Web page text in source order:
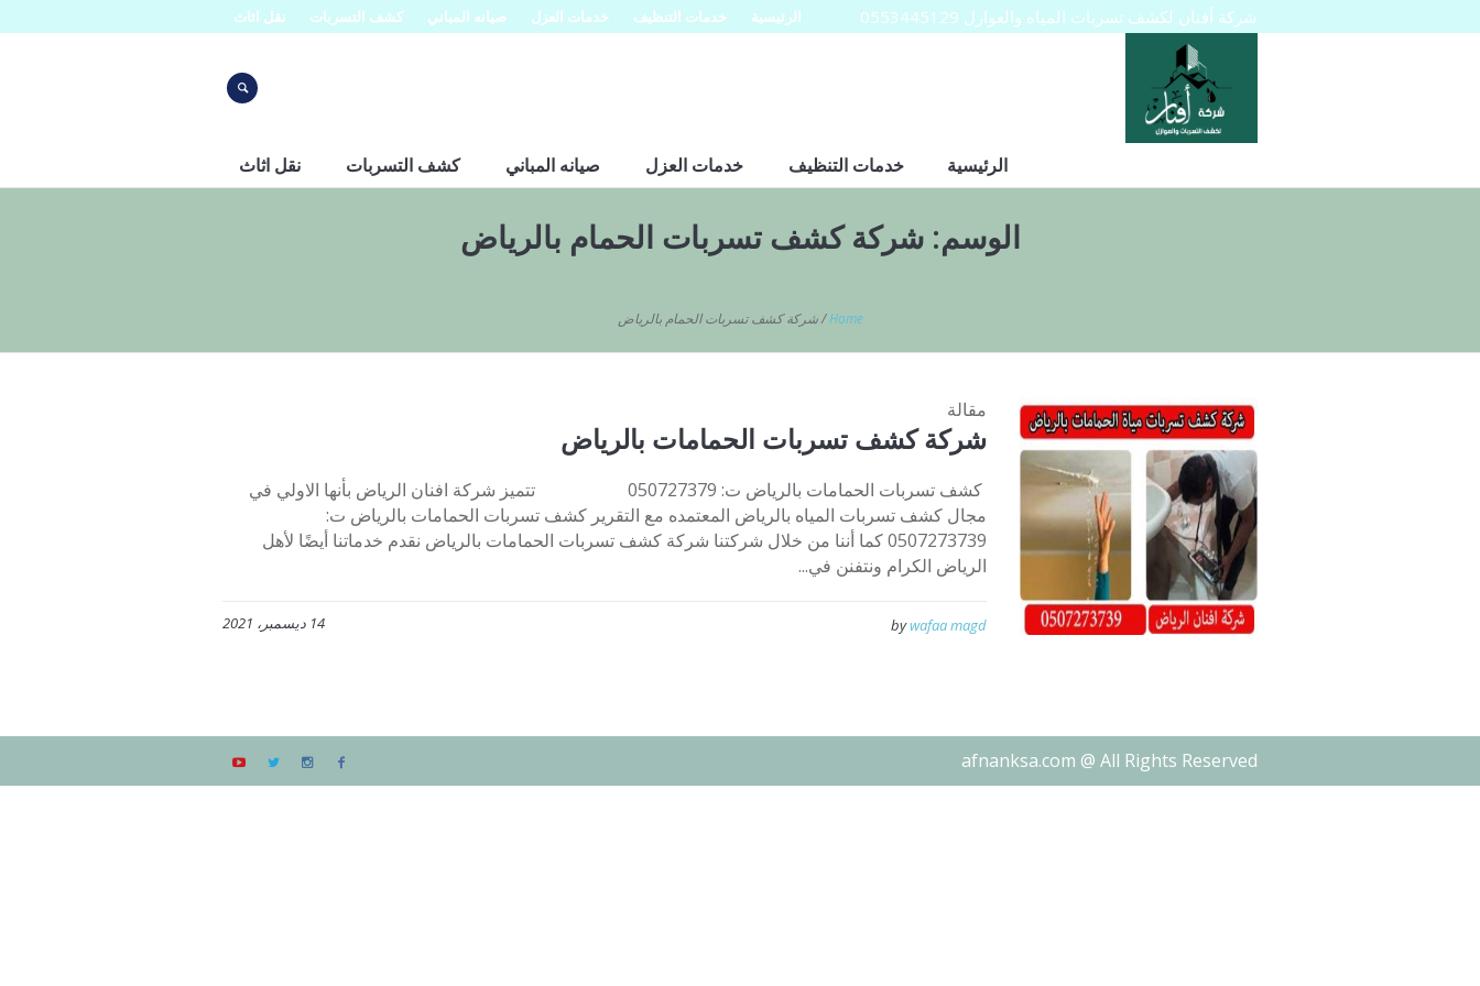
الرئيسية خدمات التنظيف خدمات العزل صيانه المباني كشف التسربات نقل اثاث شركة أفنان لكشف تسربات المياه والعوازل 0553445129
الرئيسية خدمات التنظيف خدمات العزل صيانه المباني كشف التسربات نقل اثاث
الوسم:شركة كشف تسربات الحمام بالرياض
Home
/شركة كشف تسربات الحمام بالرياض
مقالة
شركة كشف تسربات الحمامات بالرياض
كشف تسربات الحمامات بالرياض ت: 050727379 تتميز شركة افنان الرياض بأنها الاولي في
مجال كشف تسربات المياه بالرياض المعتمده مع التقرير كشف تسربات الحمامات بالرياض ت:
0507273739 كما أننا من خلال شركتنا شركة كشف تسربات الحمامات بالرياض نقدم خدماتنا أيضًا لأهل
الرياض الكرام ونتفنن في...
14 ديسمبر، 2021 bywafaa magd
afnanksa.com @ All Rights Reserved